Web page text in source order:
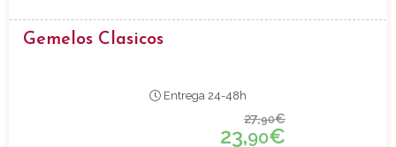
Gemelos Clasicos
Entrega 24-48h
27,90€
23,90€